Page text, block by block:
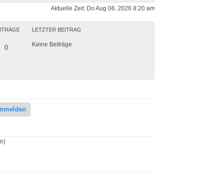
Aktuelle Zeit: Do Aug 06, 2026 8:20 am
LETZTER BEITRAG
0 Keine Beiträge